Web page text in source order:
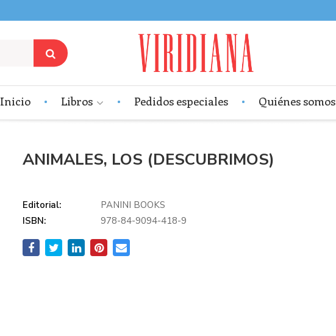
Inicio Libros Pedidos especiales Quiénes somos
ANIMALES, LOS (DESCUBRIMOS)
Editorial:
PANINI BOOKS
ISBN:
978-84-9094-418-9